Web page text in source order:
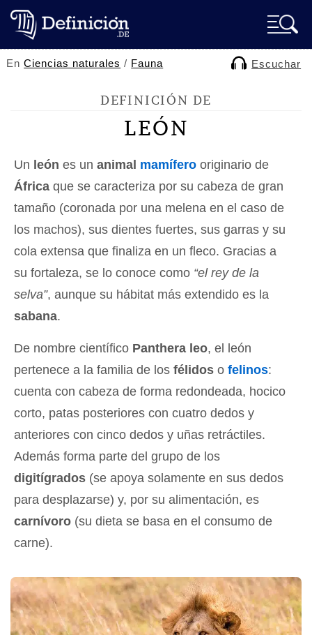
EnCiencias naturales / Fauna Escuchar
DEFINICIÓN DE
LEÓN
Un león es un animal mamífero originario de
África que se caracteriza por su cabeza de gran
tamaño (coronada por una melena en el caso de
los machos), sus dientes fuertes, sus garras y su
cola extensa que finaliza en un fleco. Gracias a
su fortaleza, se lo conoce como “el rey de la
selva”, aunque su hábitat más extendido es la
sabana.
De nombre científico Panthera leo, el león
pertenece a la familia de los félidos o felinos:
cuenta con cabeza de forma redondeada, hocico
corto, patas posteriores con cuatro dedos y
anteriores con cinco dedos y uñas retráctiles.
Además forma parte del grupo de los
digitígrados (se apoya solamente en sus dedos
para desplazarse) y, por su alimentación, es
carnívoro (su dieta se basa en el consumo de
carne).